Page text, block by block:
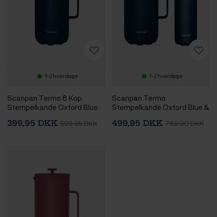
1-2 hverdage
Scanpan Termo 8 Kop.
Stempelkande Oxford Blue
399,95 DKK 599,95 DKK
1-2 hverdage
Scanpan Termo
Stempelkande Oxford Blue &
Oxford Blue
499,95 DKK 769,90 DKK